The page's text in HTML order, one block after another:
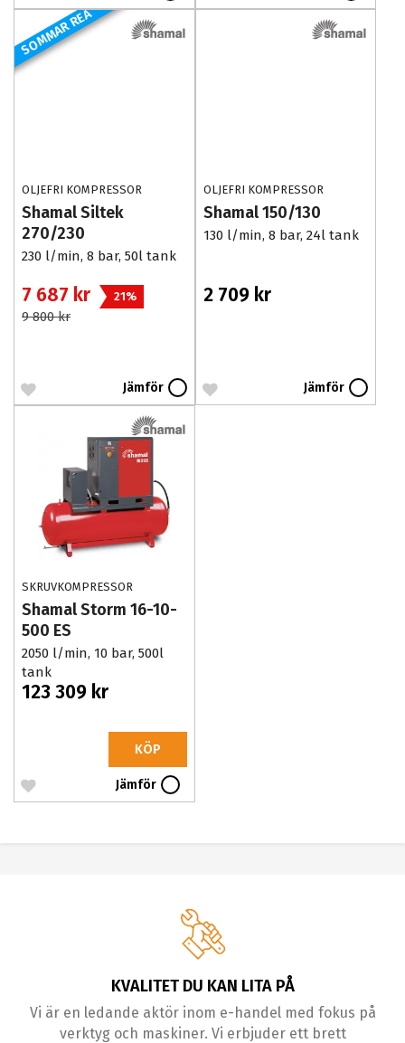
SOMMAR REA
OLJEFRI KOMPRESSOR
Shamal Siltek
270/230
230 l/min, 8 bar, 50l tank
7 687 kr 21%
9 800 kr
Jämför
OLJEFRI KOMPRESSOR
Shamal 150/130
130 l/min, 8 bar, 24l tank
2 709 kr
Jämför
SKRUVKOMPRESSOR
Shamal Storm 16-10-
500 ES
2050 l/min, 10 bar, 500l
tank
123 309 kr
KÖP
Jämför
KVALITET DU KAN LITA PÅ
Vi är en ledande aktör inom e-handel med fokus på
verktyg och maskiner. Vi erbjuder ett brett